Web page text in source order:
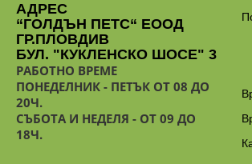
АДРЕС
“ГОЛДЪН ПЕТС“ ЕООД
ГР.ПЛОВДИВ
БУЛ. "КУКЛЕНСКО ШОСЕ" 3
РАБОТНО ВРЕМЕ
ПОНЕДЕЛНИК - ПЕТЪК ОТ 08 ДО
20Ч.
СЪБОТА И НЕДЕЛЯ - ОТ 09 ДО
18Ч.